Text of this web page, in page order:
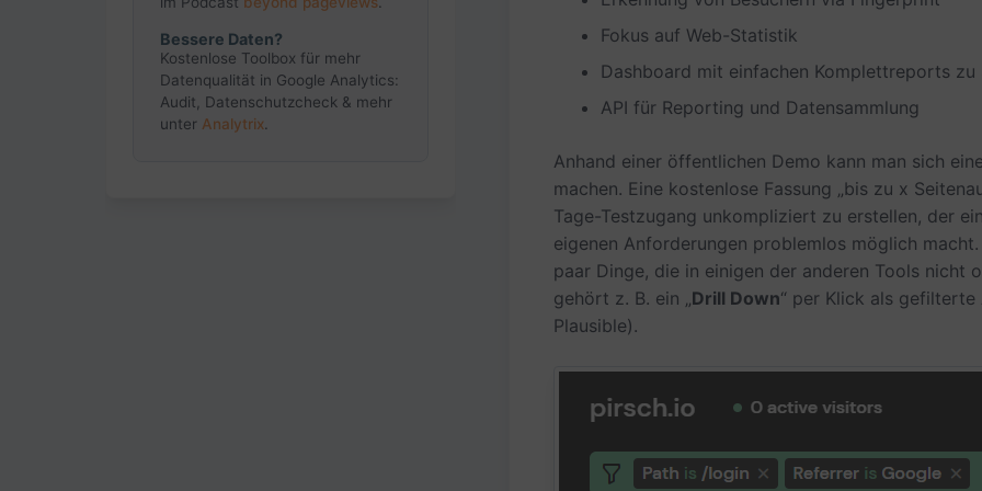
Bessere Daten?
Kostenlose Toolbox für mehr
Datenqualität in Google Analytics:
Audit, Datenschutzcheck & mehr
unter Analytrix
Fokus auf Web-Statistik
Dashboard mit einfachen Komplettreports zu
API für Reporting und Datensammlung
Anhand einer öffentlichen Demo kann man sich
machen. Eine kostenlose Fassung „bis zu x
Tage-Testzugang unkompliziert zu erstellen, der
eigenen Anforderungen problemlos möglich
paar Dinge, die in einigen der anderen Tools nicht
gehört z. B. ein „ Drill Down“ per Klick als
Plausible).